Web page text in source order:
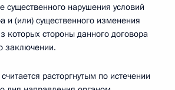
существенного нарушения условий
и (или) существенного изменения
которых стороны данного договора
заключении.
расторгнутым по истечении